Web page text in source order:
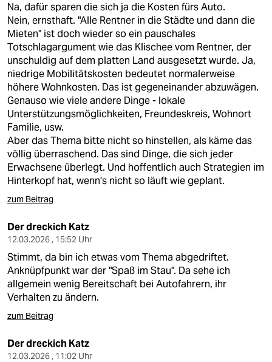
Na, dafür sparen die sich ja die Kosten fürs Auto.
Nein, ernsthaft. "Alle Rentner in die Städte und dann die
Mieten" ist doch wieder so ein pauschales
Totschlagargument wie das Klischee vom Rentner, der
unschuldig auf dem platten Land ausgesetzt wurde. Ja,
niedrige Mobilitätskosten bedeutet normalerweise
höhere Wohnkosten. Das ist gegeneinander abzuwägen.
Genauso wie viele andere Dinge - lokale
Unterstützungsmöglichkeiten, Freundeskreis, Wohnort
Familie, usw.
Aber das Thema bitte nicht so hinstellen, als käme das
völlig überraschend. Das sind Dinge, die sich jeder
Erwachsene überlegt. Und hoffentlich auch Strategien im
Hinterkopf hat, wenn's nicht so läuft wie geplant.
zum Beitrag
Der dreckich Katz
12.03.2026 , 15:52 Uhr
Stimmt, da bin ich etwas vom Thema abgedriftet.
Anknüpfpunkt war der "Spaß im Stau". Da sehe ich
allgemein wenig Bereitschaft bei Autofahrern, ihr
Verhalten zu ändern.
zum Beitrag
Der dreckich Katz
12.03.2026 , 11:02 Uhr